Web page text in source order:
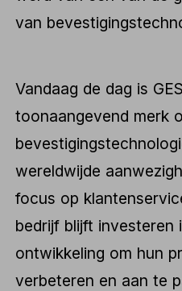
van
Vandaag de dag is
toonaangevend merk
wereldwijde
focus op
bedrijf blijft investeren
ontwikkeling om hun
verbeteren en aan te